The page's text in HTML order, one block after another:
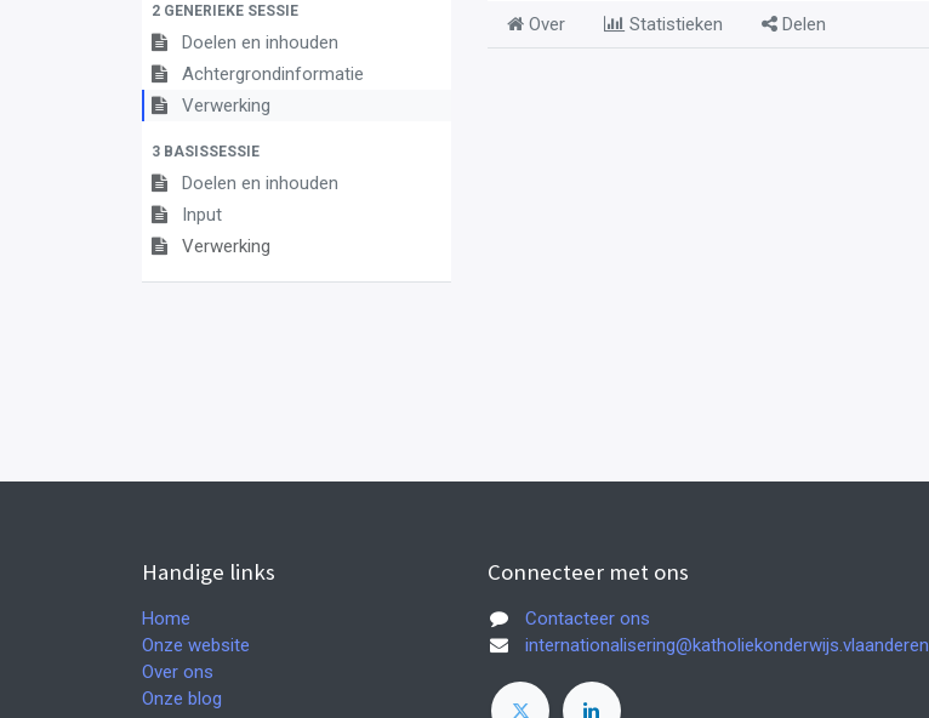
2 GENERIEKE SESSIE
Doelen en inhouden
Achtergrondinformatie
Verwerking
3 BASISSESSIE
Doelen en inhouden
Input
Verwerking
Over Statistieken Delen
Handige links
Home
Onze website
Over ons
Onze blog
Connecteer met ons
Contacteer ons
internationalisering@katholiekonderwijs.vlaanderen